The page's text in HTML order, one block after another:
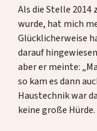
Als die Stelle 2014
wurde, hat mich
Glücklicherweise
darauf
aber er meinte:
so kam es dann
Haustechnik war
keine große Hürde.